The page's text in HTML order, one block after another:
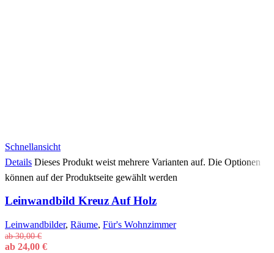
Schnellansicht
Details Dieses Produkt weist mehrere Varianten auf. Die Optionen
können auf der Produktseite gewählt werden
Leinwandbild Kreuz Auf Holz
Leinwandbilder, Räume, Für's Wohnzimmer
ab30,00€
ab 24,00 €